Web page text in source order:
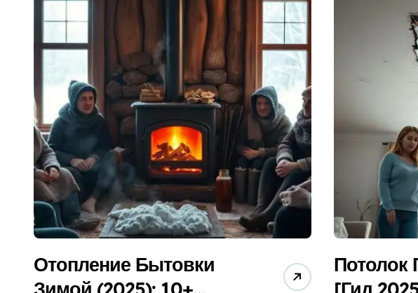
Как Выбрать Печь Для Бани в 2025: Гид по 10 Лучшим
Гидроизоляция Бассейна (2025): Как Выбрать? Гид +
Душевая Кабина Для Пожилых: Как Выбрать Лучшую (Гид
Обогрев Бытовки Зимой 2025: Какой Лучше (Топ-5) +
Электроинструмент (2025): Как Выбрать Лучший Для Дома
Как Выбрать Фильтр Для Дачи в 2024? (Гид + Советы
Вентиляция Бассейна (2025): Гид по Выбору и Установке
Улучшение Дома И Участка: 5 Секретов (Гид 2025) Для
Отопление Бытовки
Потолок